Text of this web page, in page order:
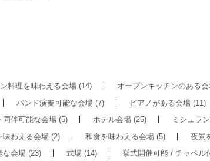
料理を味わえる会場 (14) オープンキッチンのある
バンド演奏可能な会場 (7) ピアノがある会場 (11)
同伴可能な会場 (5) ホテル会場 (25) ミシュラ
味わえる会場 (2) 和食を味わえる会場 (5) 夜景
な会場 (23) 式場 (14) 挙式開催可能 / チャペル